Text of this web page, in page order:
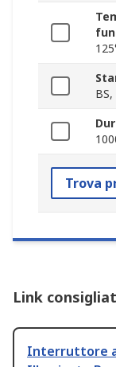
BS,
Trova
Link
Interruttore a